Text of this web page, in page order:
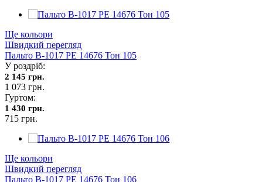
Ще кольори
Швидкий перегляд
Пальто В-1017 PE 14676 Тон 105
У роздріб:
2 145 грн.
1 073 грн.
Гуртом:
1 430 грн.
715 грн.
Ще кольори
Швидкий перегляд
Пальто В-1017 PE 14676 Тон 106